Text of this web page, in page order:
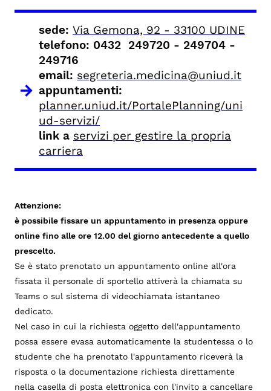
sede: Via Gemona, 92 - 33100 UDINE
telefono: 0432 249720 - 249704 -
249716
email: segreteria.medicina@uniud.it
appuntamenti:
planner.uniud.it/PortalePlanning/uni
ud-servizi/
link a servizi per gestire la propria
carriera
Attenzione:
è possibile fissare un appuntamento in presenza oppure
online fino alle ore 12.00 del giorno antecedente a quello
prescelto.
Se è stato prenotato un appuntamento online all'ora
fissata il personale di sportello attiverà la chiamata su
Teams o sul sistema di videochiamata istantaneo
dedicato.
Nel caso in cui la richiesta oggetto dell'appuntamento
possa essere evasa automaticamente la studentessa o lo
studente che ha prenotato l'appuntamento riceverà la
risposta o la documentazione richiesta direttamente
nella casella di posta elettronica con l'invito a cancellare